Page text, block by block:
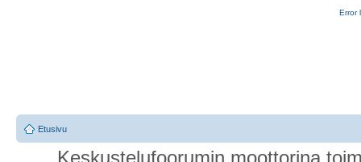
Error
Etusivu
Keskustelufoorumin moottorina